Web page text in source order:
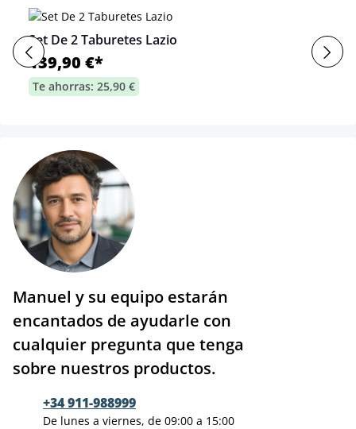
Set De 2 Taburetes Lazio
139,90 €*
Te ahorras: 25,90 €
Manuel y su equipo estarán
encantados de ayudarle con
cualquier pregunta que tenga
sobre nuestros productos.
+34 911-988999
De lunes a viernes, de 09:00 a 15:00